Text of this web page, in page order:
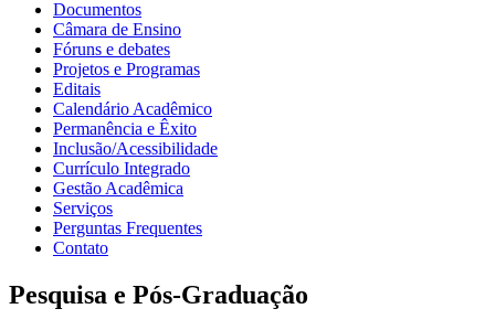
Documentos
Câmara de Ensino
Fóruns e debates
Projetos e Programas
Editais
Calendário Acadêmico
Permanência e Êxito
Inclusão/Acessibilidade
Currículo Integrado
Gestão Acadêmica
Serviços
Perguntas Frequentes
Contato
Pesquisa e Pós-Graduação